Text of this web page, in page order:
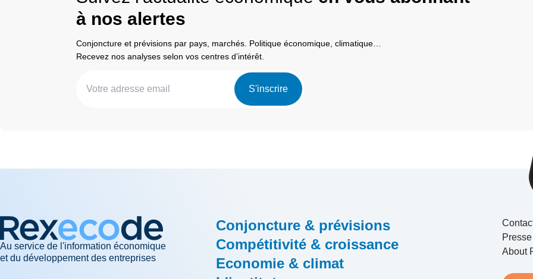
à nos alertes
Conjoncture et prévisions par pays, marchés. Politique économique, climatique…
Recevez nos analyses selon vos centres d’intérêt.
S'inscrire
Au service de l'information économique
et du développement des entreprises
Conjoncture & prévisions
Compétitivité & croissance
Economie & climat
Presse
About